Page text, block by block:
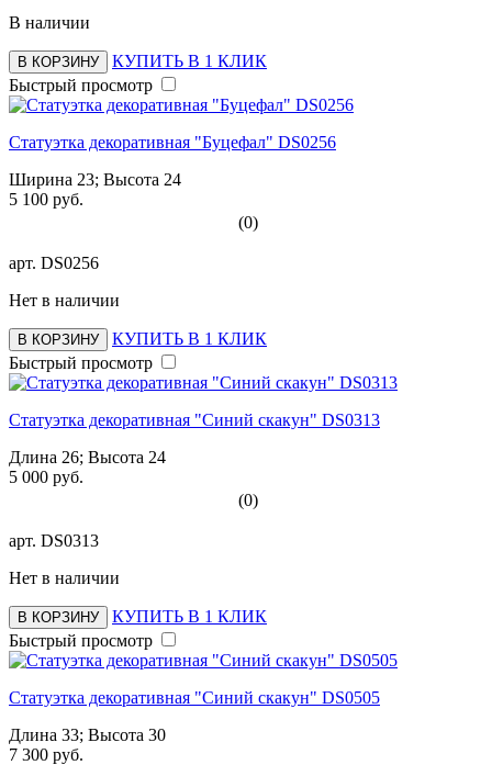
В наличии
В КОРЗИНУ
КУПИТЬ В 1 КЛИК
Быстрый просмотр
Статуэтка декоративная "Буцефал" DS0256
Ширина 23; Высота 24
5 100 руб.
(0)
арт. DS0256
Нет в наличии
В КОРЗИНУ
КУПИТЬ В 1 КЛИК
Быстрый просмотр
Статуэтка декоративная "Синий скакун" DS0313
Длина 26; Высота 24
5 000 руб.
(0)
арт. DS0313
Нет в наличии
В КОРЗИНУ
КУПИТЬ В 1 КЛИК
Быстрый просмотр
Статуэтка декоративная "Синий скакун" DS0505
Длина 33; Высота 30
7 300 руб.